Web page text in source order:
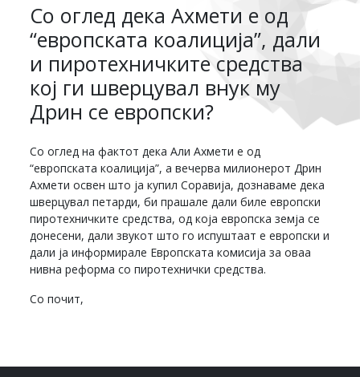
Со оглед дека Ахмети е од
“европската коалиција”, дали
и пиротехничките средства
кој ги шверцувал внук му
Дрин се европски?
Со оглед на фактот дека Али Ахмети е од
“европската коалиција”, а вечерва милионерот Дрин
Ахмети освен што ја купил Соравија, дознаваме дека
шверцувал петарди, би прашале дали биле европски
пиротехничките средства, од која европска земја се
донесени, дали звукот што го испуштаат е европски и
дали ја информирале Европската комисија за оваа
нивна реформа со пиротехнички средства.
Со почит,